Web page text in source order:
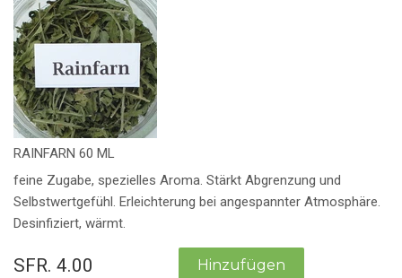
RAINFARN 60 ML
feine Zugabe, spezielles Aroma. Stärkt Abgrenzung und
Selbstwertgefühl. Erleichterung bei angespannter Atmosphäre.
Desinfiziert, wärmt.
SFR. 4.00